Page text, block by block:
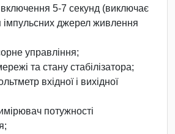
5-7 секунд (виключає
джерел живлення
управління;
та стану стабілізатора;
вхідної і вихідної
потужності